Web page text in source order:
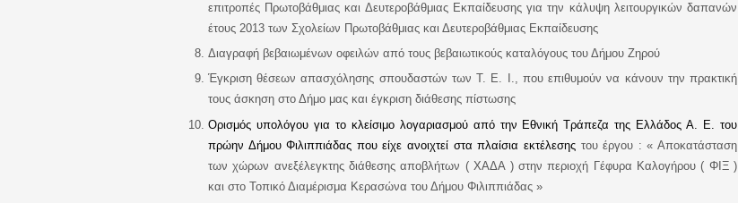
επιτροπές Πρωτοβάθμιας και Δευτεροβάθμιας Εκπαίδευσης για την κάλυψη λειτουργικών δαπανών
έτους 2013 των Σχολείων Πρωτοβάθμιας και Δευτεροβάθμιας Εκπαίδευσης
Διαγραφή βεβαιωμένων οφειλών από τους βεβαιωτικούς καταλόγους του Δήμου Ζηρού
Έγκριση θέσεων απασχόλησης σπουδαστών των Τ. Ε. Ι., που επιθυμούν να κάνουν την πρακτική
τους άσκηση στο Δήμο μας και έγκριση διάθεσης πίστωσης
Ορισμός υπολόγου για το κλείσιμο λογαριασμού από την Εθνική Τράπεζα της Ελλάδος Α. Ε. του
πρώην Δήμου Φιλιππιάδας που είχε ανοιχτεί στα πλαίσια εκτέλεσης του έργου : « Αποκατάσταση
των χώρων ανεξέλεγκτης διάθεσης αποβλήτων ( ΧΑΔΑ ) στην περιοχή Γέφυρα Καλογήρου ( ΦΙΞ )
και στο Τοπικό Διαμέρισμα Κερασώνα του Δήμου Φιλιππιάδας »